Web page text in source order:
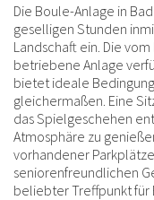
Die Boule-Anlage in
geselligen Stunden
Landschaft ein. Die
betriebene Anlage
bietet ideale
gleichermaßen. Eine
das Spielgeschehen
Atmosphäre zu
vorhandener
seniorenfreundlichen
beliebter Treffpunkt für